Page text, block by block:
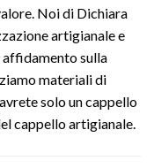
Noi di Dichiara
artigianale e
sulla
materiali di
solo un cappello
cappello artigianale.